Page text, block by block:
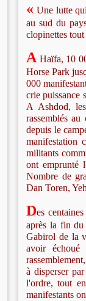
« Une lutte
au sud du
clopinettes tout
AHaïfa, 10
Horse Park
000
crie puissance
A Ashdod,
rassemblés
depuis le
manifestation
militants
ont emprunté
Nombre de
Dan Toren,
Des
après la fin du
Gabirol de la
avoir échoué
à disperser
l'ordre, tout
manifestants